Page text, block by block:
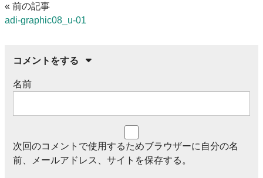
« 前の記事
adi-graphic08_u-01
コメントをする
名前
次回のコメントで使用するためブラウザーに自分の名
前、メールアドレス、サイトを保存する。